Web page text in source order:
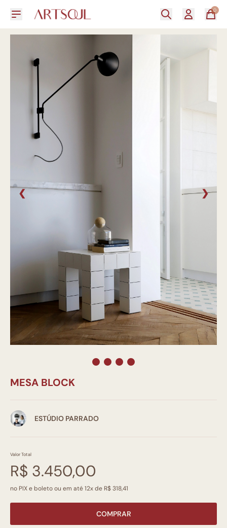
0
❮ ❯
MESA BLOCK
ESTÚDIO PARRADO
Valor Total
R$ 3.450,00
no PIX e boleto ou em até 12x de R$ 318,41
COMPRAR